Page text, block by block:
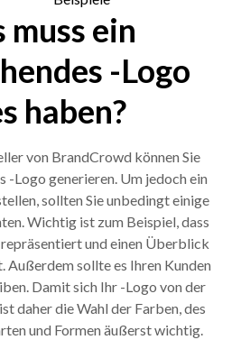
muss ein
-Logo
haben?
von BrandCrowd können Sie
-Logo generieren. Um jedoch ein
sollten Sie unbedingt einige
Wichtig ist zum Beispiel, dass
und einen Überblick
sollte es Ihren Kunden
Damit sich Ihr -Logo von der
daher die Wahl der Farben, des
und Formen äußerst wichtig.